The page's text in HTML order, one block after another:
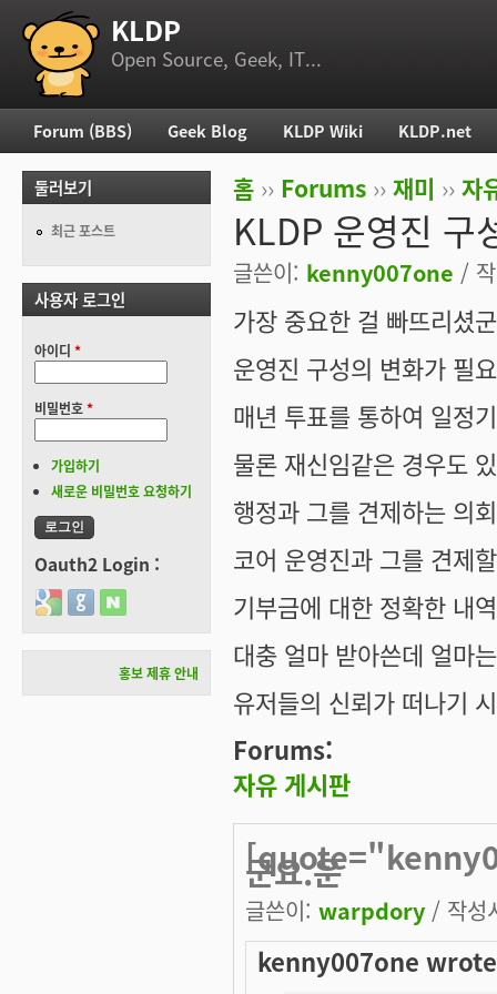
부 메뉴 KLDP
Open Source, Geek, IT...
현재 위치
홈 ›› Forums ›› 재미 ›› 자
KLDP 운영진 구
글쓴이: kenny007one /
가장 중요한 걸 빠뜨리셨
운영진 구성의 변화가 필
매년 투표를 통하여 일정
물론 재신임같은 경우도
행정과 그를 견제하는 의
코어 운영진과 그를 견제
기부금에 대한 정확한 내
대충 얼마 받아쓴데 얼마
유저들의 신뢰가 떠나기
Forums:
자유 게시판
군요.운
글쓴이: warpdory / 작성
kenny007one
주 메뉴
Forum (BBS) Geek Blog KLDP Wiki KLDP.net
둘러보기
최근 포스트
사용자 로그인
아이디 *
비밀번호*
가입하기
새로운 비밀번호 요청하기
Oauth2 Login :
Login with Google
Login with GitHub
Login with Naver
홍보 제휴 안내